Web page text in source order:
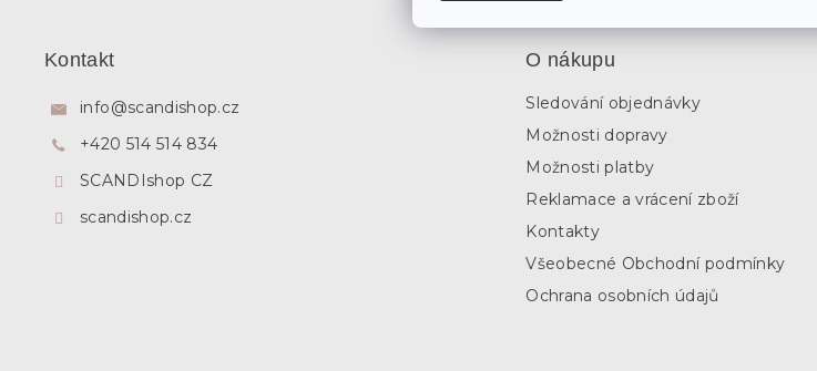
Kontakt
info@scandishop.cz
+420 514 514 834
SCANDIshop CZ
scandishop.cz
O nákupu
Sledování objednávky
Možnosti dopravy
Možnosti platby
Reklamace a vrácení zboží
Kontakty
Všeobecné Obchodní podmínky
Ochrana osobních údajů